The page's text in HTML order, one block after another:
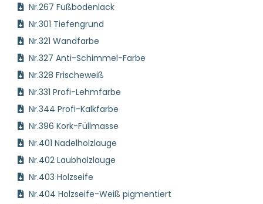
Nr.267 Fußbodenlack
Nr.301 Tiefengrund
Nr.321 Wandfarbe
Nr.327 Anti-Schimmel-Farbe
Nr.328 Frischeweiß
Nr.331 Profi-Lehmfarbe
Nr.344 Profi-Kalkfarbe
Nr.396 Kork-Füllmasse
Nr.401 Nadelholzlauge
Nr.402 Laubholzlauge
Nr.403 Holzseife
Nr.404 Holzseife-Weiß pigmentiert